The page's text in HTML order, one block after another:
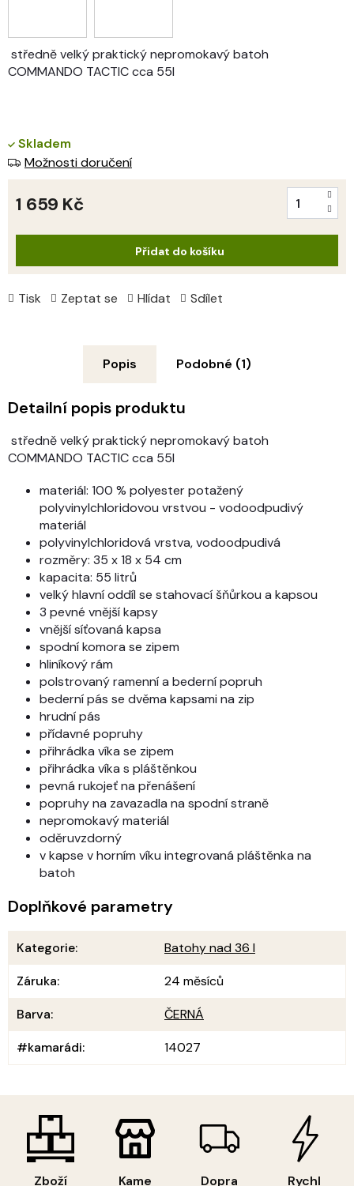
středně velký praktický nepromokavý batoh
COMMANDO TACTIC cca 55l
Tisk Zeptat se Hlídat Sdílet
Skladem
Možnosti doručení
1 659 Kč
Přidat do košíku
Zboží
Kame
Dopra
Rychl
Popis Podobné (1)
Detailní popis produktu
středně velký praktický nepromokavý batoh
COMMANDO TACTIC cca 55l
materiál: 100 % polyester potažený
polyvinylchloridovou vrstvou - vodoodpudivý
materiál
polyvinylchloridová vrstva, vodoodpudivá
rozměry: 35 x 18 x 54 cm
kapacita: 55 litrů
velký hlavní oddíl se stahovací šňůrkou a kapsou
3 pevné vnější kapsy
vnější síťovaná kapsa
spodní komora se zipem
hliníkový rám
polstrovaný ramenní a bederní popruh
bederní pás se dvěma kapsami na zip
hrudní pás
přídavné popruhy
přihrádka víka se zipem
přihrádka víka s pláštěnkou
pevná rukojeť na přenášení
popruhy na zavazadla na spodní straně
nepromokavý materiál
oděruvzdorný
v kapse v horním víku integrovaná pláštěnka na
batoh
Doplňkové parametry
Kategorie:
Batohy nad 36 l
Záruka:
24 měsíců
Barva:
ČERNÁ
#kamarádi: 14027